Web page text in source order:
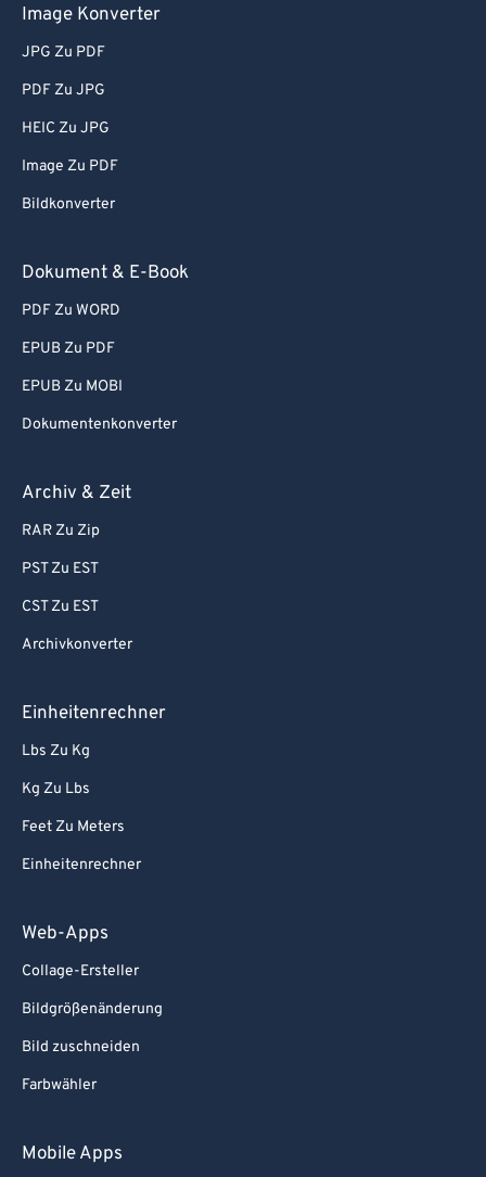
Image Konverter
JPG Zu PDF
PDF Zu JPG
HEIC Zu JPG
Image Zu PDF
Bildkonverter
Dokument & E-Book
PDF Zu WORD
EPUB Zu PDF
EPUB Zu MOBI
Dokumentenkonverter
Archiv & Zeit
RAR Zu Zip
PST Zu EST
CST Zu EST
Archivkonverter
Einheitenrechner
Lbs Zu Kg
Kg Zu Lbs
Feet Zu Meters
Einheitenrechner
Web-Apps
Collage-Ersteller
Bildgrößenänderung
Bild zuschneiden
Farbwähler
Mobile Apps